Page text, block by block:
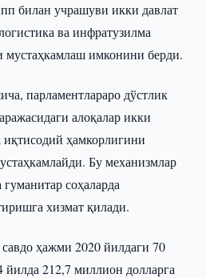
билан учрашуви икки давлат
ва инфратузилма
мустаҳкамлаш имконини берди.
парламентлараро дўстлик
алоқалар икки
ҳамкорлигини
Бу механизмлар
соҳаларда
хизмат қилади.
ҳажми 2020 йилдаги 70
212,7 миллион долларга